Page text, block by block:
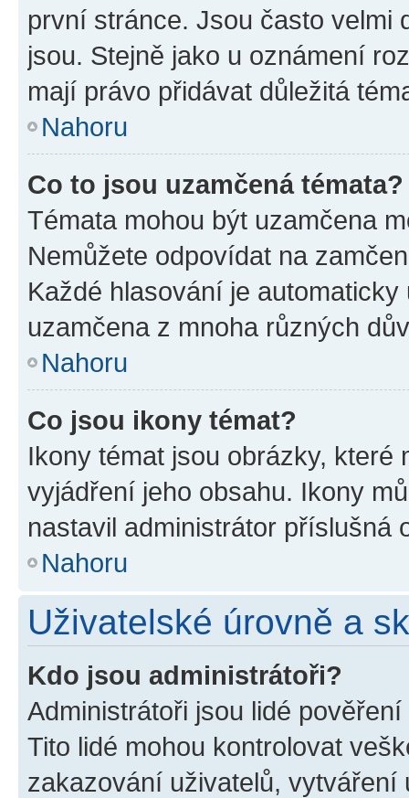
první stránce. Jsou často velmi
jsou. Stejně jako u oznámení
mají právo přidávat důležitá
Nahoru
Co to jsou uzamčená témata?
Témata mohou být uzamčena
Nemůžete odpovídat na
Každé hlasování je
uzamčena z mnoha různých
Nahoru
Co jsou ikony témat?
Ikony témat jsou obrázky,
vyjádření jeho obsahu. Ikony
nastavil administrátor příslušná
Nahoru
Uživatelské úrovně a
Kdo jsou administrátoři?
Administrátoři jsou lidé
Tito lidé mohou kontrolovat
zakazování uživatelů,